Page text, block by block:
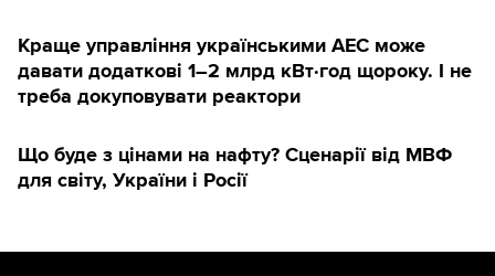
Краще управління українськими АЕС може
давати додаткові 1–2 млрд кВт·год щороку. І не
треба докуповувати реактори
Що буде з цінами на нафту? Сценарії від МВФ
для світу, України і Росії